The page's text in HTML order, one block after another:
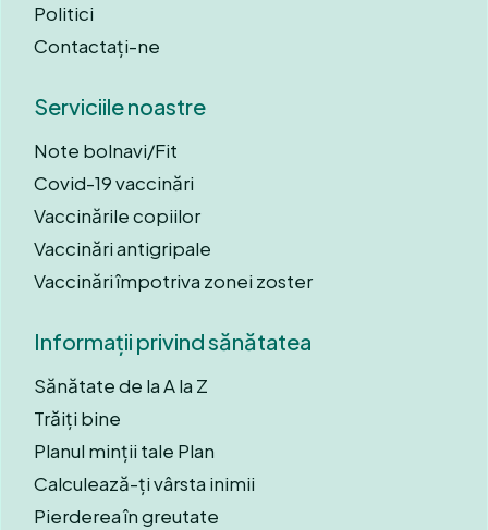
Politici
Contactați-ne
Serviciile noastre
Note bolnavi/Fit
Covid-19 vaccinări
Vaccinările copiilor
Vaccinări antigripale
Vaccinări împotriva zonei zoster
Informații privind sănătatea
Sănătate de la A la Z
Trăiți bine
Planul minții tale Plan
Calculează-ți vârsta inimii
Pierderea în greutate